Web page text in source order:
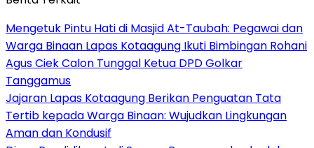
Mengetuk Pintu Hati di Masjid At-Taubah: Pegawai dan
Warga Binaan Lapas Kotaagung Ikuti Bimbingan Rohani
Agus Ciek Calon Tunggal Ketua DPD Golkar
Tanggamus
Jajaran Lapas Kotaagung Berikan Penguatan Tata
Tertib kepada Warga Binaan: Wujudkan Lingkungan
Aman dan Kondusif